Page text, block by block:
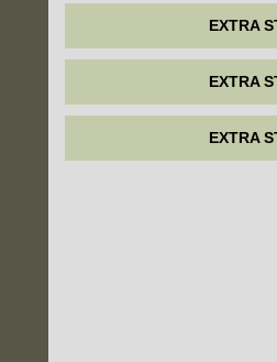
EXTRA
EXTRA
EXTRA